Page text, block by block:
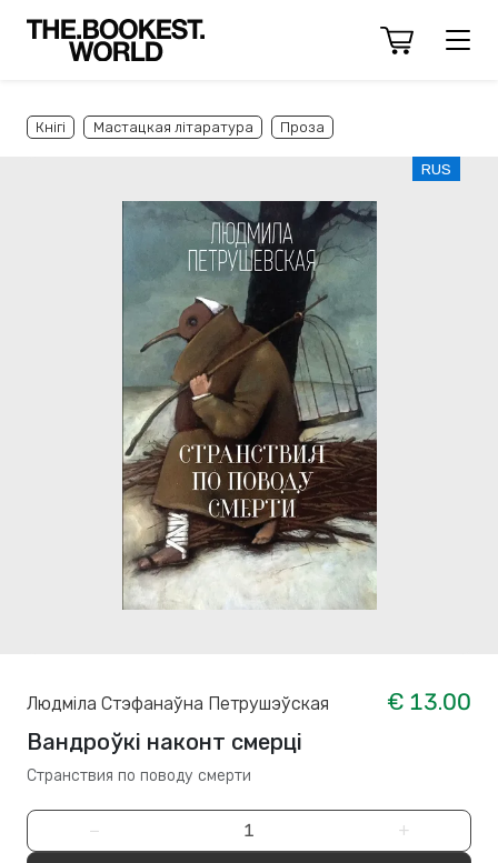
Кнігі Мастацкая літаратура Проза
RUS
Людміла Стэфанаўна Петрушэўская
€ 13.00
Вандроўкі наконт смерці
Странствия по поводу смерти
− +